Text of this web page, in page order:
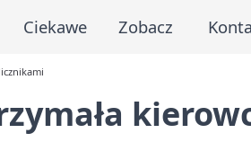
Ciekawe Zobacz